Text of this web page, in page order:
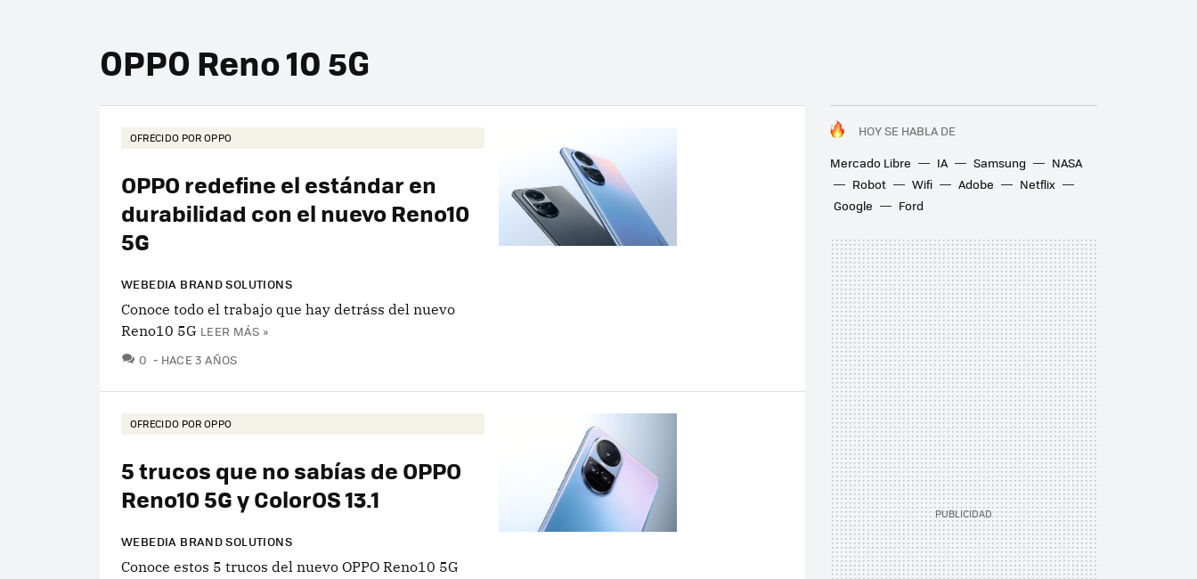
OPPO Reno 10 5G
HOY SE HABLA DE
Mercado Libre
IA Samsung
NASA
Robot
Wifi Adobe
Netflix
Google
Ford
OFRECIDO POR OPPO
OPPO redefine el estándar en
durabilidad con el nuevo Reno10
5G
WEBEDIA BRAND SOLUTIONS
Conoce todo el trabajo que hay detráss del nuevo
Reno10 5G LEER MÁS »
0 COMENTARIOS
HACE 3 AÑOS
OFRECIDO POR OPPO
5 trucos que no sabías de OPPO
Reno10 5G y ColorOS 13.1
WEBEDIA BRAND SOLUTIONS
Conoce estos 5 trucos del nuevo OPPO Reno10 5G